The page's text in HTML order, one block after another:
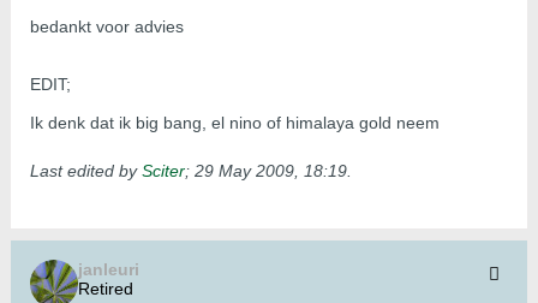
bedankt voor advies
EDIT;
Ik denk dat ik big bang, el nino of himalaya gold neem
Last edited bySciter; 29 May 2009, 18:19
janleuri
Retired